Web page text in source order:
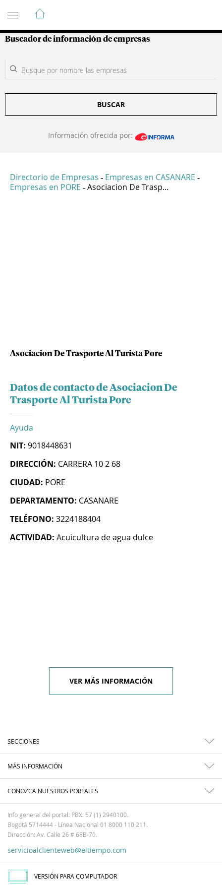
Guía de Empresas Colombianas
Buscador de información de empresas
BUSCAR
Información ofrecida por:
Directorio de Empresas - Empresas en CASANARE -
Empresas en PORE - Asociacion De Trasp...
Asociacion De Trasporte Al Turista Pore
Datos de contacto de Asociacion De
Trasporte Al Turista Pore
Ayuda
NIT: 9018448631
DIRECCIÓN: CARRERA 10 2 68
CIUDAD: PORE
DEPARTAMENTO: CASANARE
TELÉFONO: 3224188404
ACTIVIDAD: Acuicultura de agua dulce
VER MÁS INFORMACIÓN
SECCIONES
MÁS INFORMACIÓN
CONOZCA NUESTROS PORTALES
Info general del portal: PBX: 57 (1) 2940100.
Bogotá 5714444 - Línea Nacional 01 8000 110 211.
Dirección: Av. Calle 26 # 68B-70.
servicioalclienteweb@eltiempo.com
VERSIÓN PARA COMPUTADOR